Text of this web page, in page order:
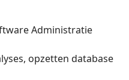
Administratie
opzetten database